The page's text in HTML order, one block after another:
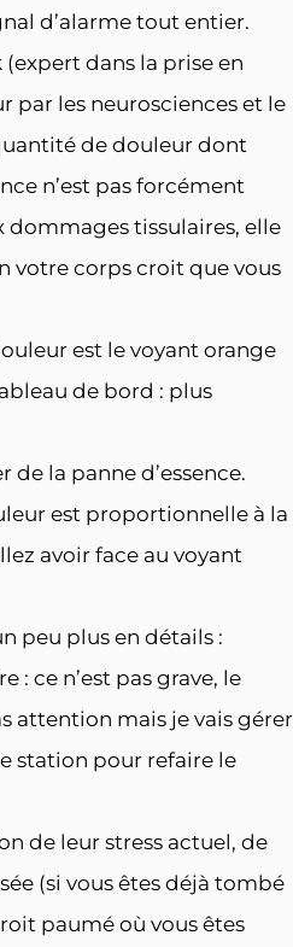
d’alarme tout entier.
dans la prise en
par les neurosciences et le
de douleur dont
n’est pas forcément
tissulaires, elle
votre corps croit que vous
est le voyant orange
de bord : plus
la panne d’essence.
est proportionnelle à la
avoir face au voyant
peu plus en détails :
: ce n’est pas grave, le
attention mais je vais gérer
station pour refaire le
de leur stress actuel, de
(si vous êtes déjà tombé
paumé où vous êtes